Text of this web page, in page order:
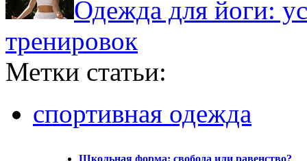
Одежда для йоги:
тренировок
Метки статьи:
спортивная одежда
Школьная форма: свобода или равенство?